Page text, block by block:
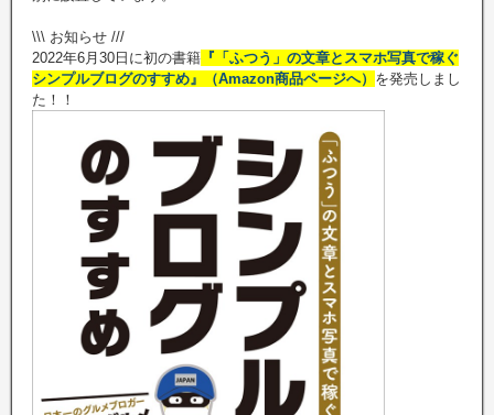
\\\ お知らせ ///
2022年6月30日に初の書籍 『「ふつう」の文章とスマホ写真で稼ぐ
シンプルブログのすすめ』（Amazon商品ページへ） を発売しまし
た！！